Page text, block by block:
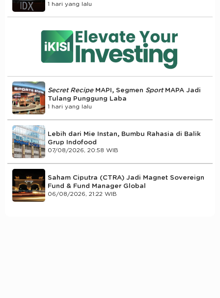
1 hari yang lalu
Secret RecipeMAPI, Segmen Sport MAPA Jadi
Tulang Punggung Laba
1 hari yang lalu
Lebih dari Mie Instan, Bumbu Rahasia di Balik
Grup Indofood
07/08/2026, 20:58 WIB
Saham Ciputra (CTRA) Jadi Magnet Sovereign
Fund & Fund Manager Global
06/08/2026, 21:22 WIB